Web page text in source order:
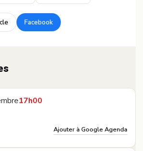
Facebook
17h00
Ajouter à Google Agenda